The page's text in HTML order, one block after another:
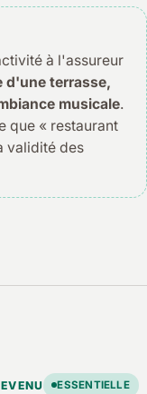
à l'assureur
d'une terrasse,
musicale.
que « restaurant
validité des
ESSENTIELLE